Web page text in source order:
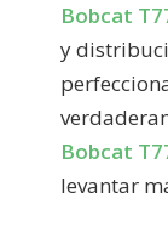
Bobcat
y
Bobcat
levantar